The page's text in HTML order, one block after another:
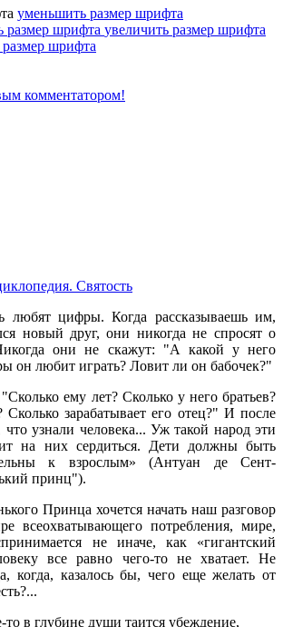
уменьшить размер шрифта
увеличить размер шрифта
комментатором!
любят цифры. Когда рассказываешь им,
новый друг, они никогда не спросят о
они не скажут: "А какой у него
он любит играть? Ловит ли он бабочек?"
ему лет? Сколько у него братьев?
Сколько зарабатывает его отец?" И после
что узнали человека... Уж такой народ эти
на них сердиться. Дети должны быть
к взрослым» (Антуан де Сент-
принц").
Принца хочется начать наш разговор
всеохватывающего потребления, мире,
не иначе, как «гигантский
все равно чего-то не хватает. Не
когда, казалось бы, чего еще желать от
то в глубине души таится убеждение,